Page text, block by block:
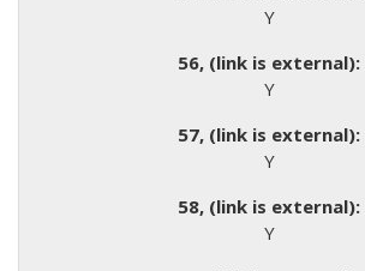
Y
Y
Y
Y